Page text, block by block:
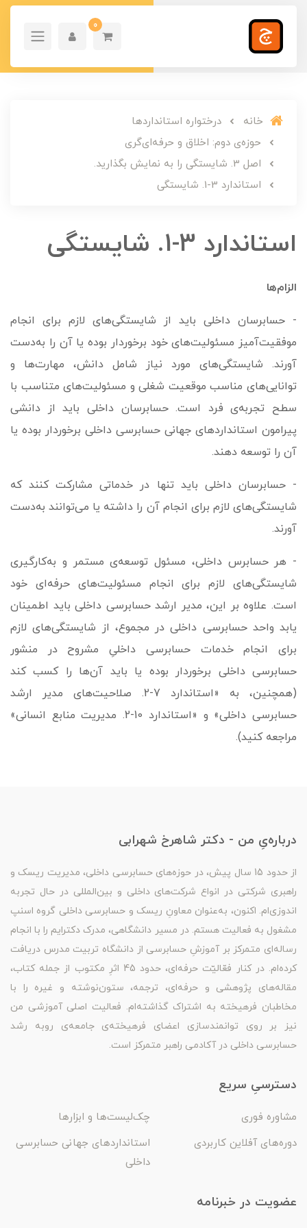
0
خانه
درختواره استانداردها
حوزه‌ی دوم: اخلاق و حرفه‌ای‌گری
اصل 3. شایستگی را به نمایش بگذارید.
استاندارد 3-1. شایستگی
استاندارد 3-1. شایستگی
الزام­‌ها
- حسابرسان داخلی باید از شایستگی‌های لازم برای انجام
موفقیت‌آمیز مسئولیت‌های خود برخوردار بوده یا آن را به­‌دست
آورند. شایستگی‌های مورد نیاز شامل دانش، مهارت‌ها و
توانایی‌های مناسب موقعیت شغلی و مسئولیت‌های متناسب با
سطح تجربه‌ی فرد است. حسابرسان داخلی باید از دانشی
پیرامون استانداردهای جهانی حسابرسی داخلی برخوردار بوده یا
آن را توسعه دهند.
- حسابرسان داخلی باید تنها در خدماتی مشارکت کنند که
شایستگی‌های لازم برای انجام آن را داشته یا می‌توانند به­‌دست
آورند.
- هر حسابرس داخلی، مسئول توسعه‌ی مستمر و به‌کارگیری
شایستگی‌های لازم برای انجام مسئولیت‌های حرفه‌ای خود
است. علاوه بر این، مدیر ارشد حسابرسی داخلی باید اطمینان
یابد واحد حسابرسی داخلی در مجموع، از شایستگی‌های لازم
برای انجام خدمات حسابرسی داخلیِ مشروح در منشور
حسابرسی داخلی برخوردار بوده یا باید آن‌ها را کسب کند
(همچنین، به «استاندارد 7-2. صلاحیت­‌های مدیر ارشد
حسابرسی داخلی» و «استاندارد 10-2. مدیریت منابع انسانی»
مراجعه کنید).
درباره‌یِ من - دکتر شاهرخ شهرابی
از حدود 15 سال پیش، در حوزه‌های حسابرسی داخلی، مدیریت ریسک و
راهبری شرکتی در انواع شرکت‌های داخلی و بین‌المللی در حال تجربه
اندوزی‌ام. اکنون، به‌عنوان معاونِ ریسک و حسابرسی داخلی گروه اسنپ
مشغول به فعالیت هستم. در مسیر دانشگاهی، مدرک دکترایم را با انجام
رساله‌ای متمرکز بر آموزشِ حسابرسی از دانشگاه تربیت مدرس دریافت
کرده‌ام. در کنار فعّالیّت حرفه‌ای، حدود 45 اثرِ مکتوب از جمله کتاب،
مقاله‌های پژوهشی و حرفه‌ای، ترجمه، ستون‌نوشته و غیره را با
مخاطبان فرهیخته به اشتراک گذاشته‌ام. فعالیت اصلی آموزشی من
نیز بر روی توانمندسازی اعضای فرهیخته‌ی جامعه‌ی روبه رشد
حسابرسی داخلی در آکادمی راهبر متمرکز است.
دسترسیِ سریع
مشاوره فوری
چک‌لیست‌ها و ابزارها
دوره‌های آفلاین کاربردی
استانداردهای جهانی حسابرسی
داخلی
عضویت در خبرنامه